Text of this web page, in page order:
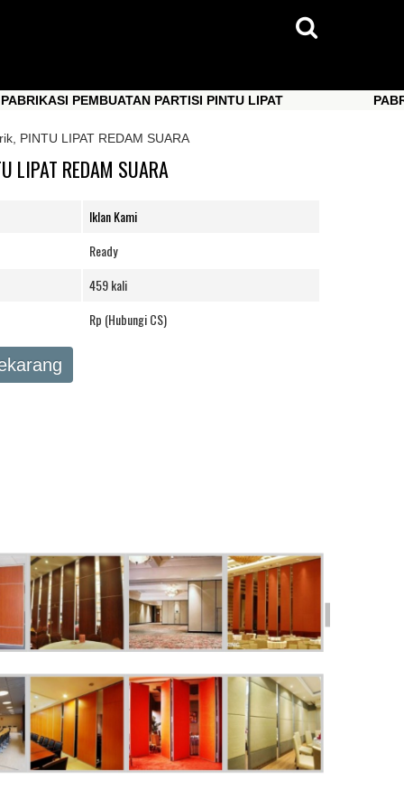
PEMBUATAN PARTISI PINTU LIPAT
PINTU LIPAT REDAM SUARA
LIPAT REDAM SUARA
Iklan Kami
Ready
459 kali
Rp (Hubungi CS)